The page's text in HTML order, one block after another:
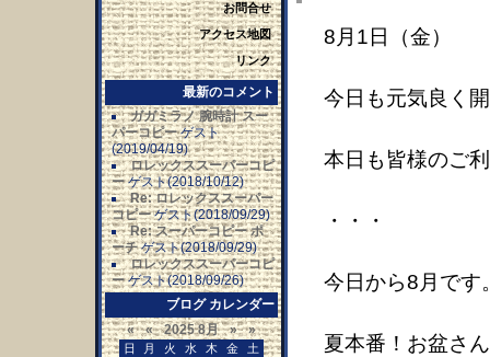
お問合せ
アクセス地図
リンク
最新のコメント
ガガミラノ 腕時計 スー
パーコピー ゲスト
(2019/04/19)
ロレックススーパーコピ
ー ゲスト(2018/10/12)
Re: ロレックススーパー
コピー ゲスト(2018/09/29)
Re: スーパーコピー ポ
ーチ ゲスト(2018/09/29)
ロレックススーパーコピ
ー ゲスト(2018/09/26)
ブログ カレンダー
«
« 2025 8月 » »
日 月 火 水 木 金 土
8月1日（金）
今日も元気良く
本日も皆様のご
・・・
今日から8月です
夏本番！お盆さ